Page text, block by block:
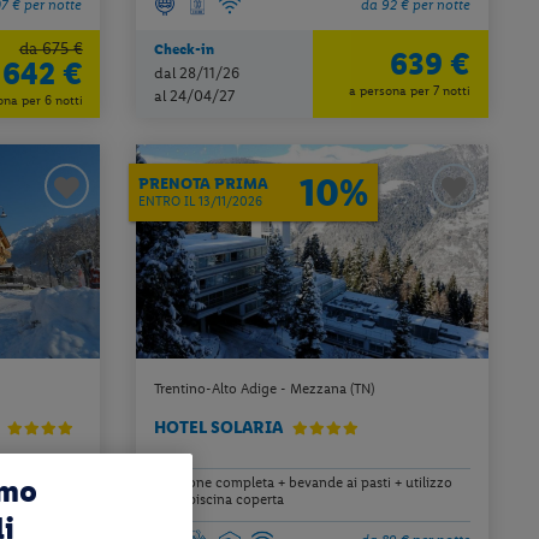
€ per notte
da 675 €
642 €
per 6 notti
da 92 € per notte
Check-in
dal 28/11/26
al 24/04/27
639 €
a persona per 7 notti
PRENOTA PRIMA
ENTRO IL 13/11/2026 10%
Trentino-Alto Adige - Mezzana (TN)
HOTEL SOLARIA
pensione completa + bevande ai pasti + utilizzo
della piscina coperta